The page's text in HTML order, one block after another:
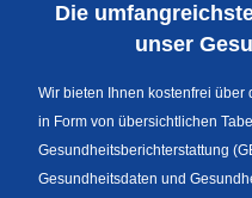
Sprachumschaltung
Die
unser
Wir bieten Ihnen kostenfrei
in Form von übersichtlichen
Gesundheitsberichterstattung
Gesundheitsdaten und